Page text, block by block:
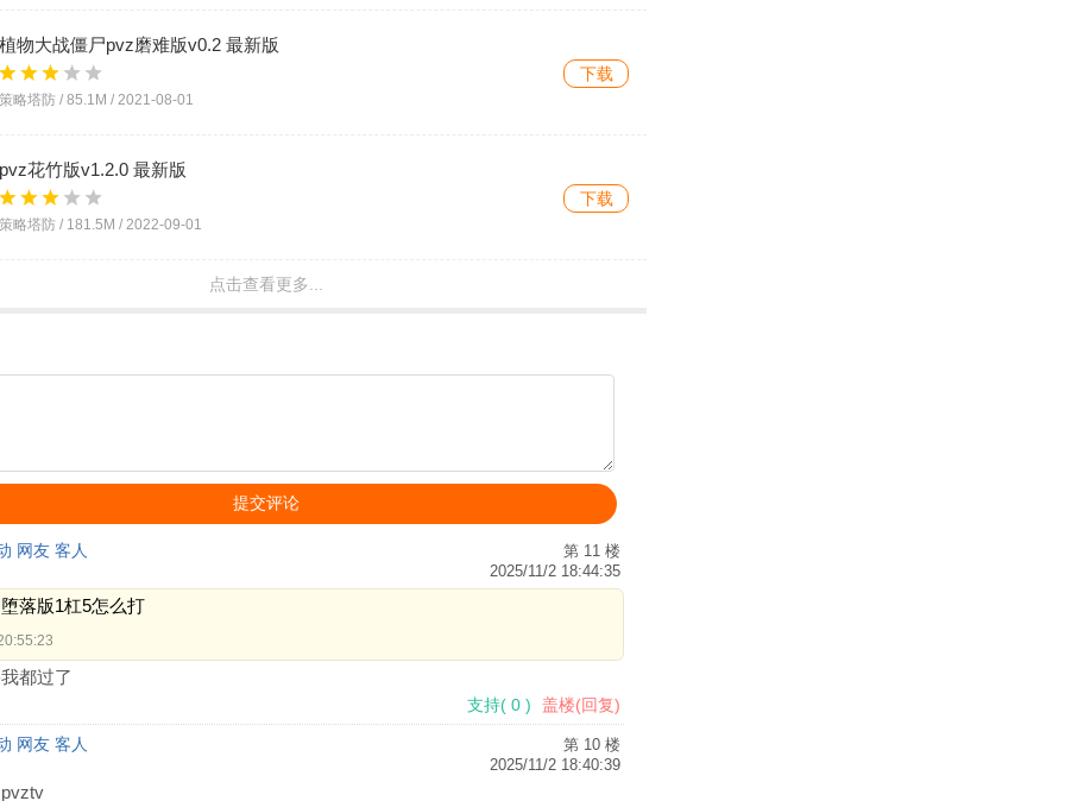
植物大战僵尸pvz磨难版v0.2 最新版
策略塔防 / 85.1M / 2021-08-01
下载
pvz花竹版v1.2.0 最新版
策略塔防 / 181.5M / 2022-09-01
下载
pvz堕落版([新]PvZ 堕落)v0.9.26 最新版
策略塔防 /197.2M/2022-02-10
植物大战僵尸美人计最新版(PVZ_Pt)v1.1.1 安卓版
策略塔防 /99.5M/2022-07-23
下载
植物大战僵尸天空支线版(PVZ2PAK)v1.3 安卓版
策略塔防 /85.0M/2022-03-23
下载
植物大战僵尸T主线改版v1.1.2 最新版
点击查看更多...
第 11 楼
网友 客人
2025/11/2 18:44:35
落版1杠5怎么打
都过了
支持(0 ) 盖楼(回复)
第 10 楼
网友 客人
2025/11/2 18:40:39